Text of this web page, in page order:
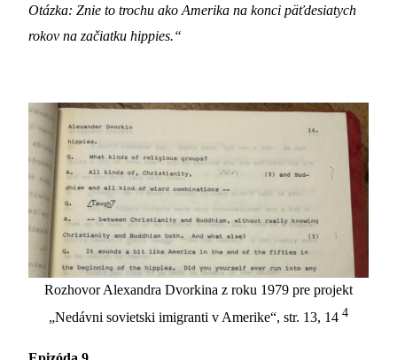
Otázka: Znie to trochu ako Amerika na konci päťdesiatych
rokov na začiatku hippies.“
Rozhovor Alexandra Dvorkina z roku 1979 pre projekt
„Nedávni sovietski imigranti v Amerike“, str. 13, 14 4